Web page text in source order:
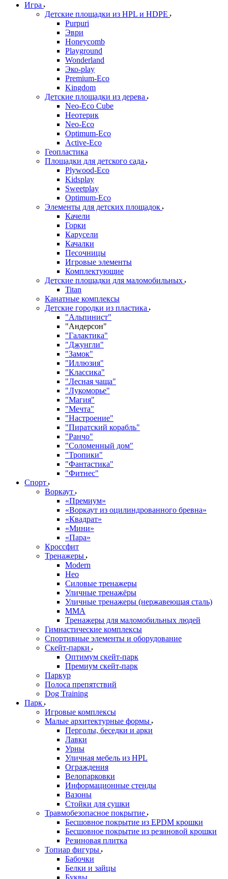
Игра
Детские площадки из HPL и HDPE
Purpuri
Эври
Honeycomb
Playground
Wonderland
Эко-play
Premium-Eco
Kingdom
Детские площадки из дерева
Neo-Eco Cube
Неотерик
Neo-Eco
Оptimum-Еco
Active-Eco
Геопластика
Площадки для детского сада
Plywood-Eco
Kidsplay
Sweetplay
Оptimum-Еco
Элементы для детских площадок
Качели
Горки
Карусели
Качалки
Песочницы
Игровые элементы
Комплектующие
Детские площадки для маломобильных
Titan
Канатные комплексы
Детские городки из пластика
"Альпинист"
"Андерсон"
"Галактика"
"Джунгли"
"Замок"
"Иллюзия"
"Классика"
"Лесная чаща"
"Лукоморье"
"Магия"
"Мечта"
"Настроение"
"Пиратский корабль"
"Ранчо"
"Соломенный дом"
"Тропики"
"Фантастика"
"Фитнес"
Спорт
Воркаут
«Премиум»
«Воркаут из оцилиндрованного бревна»
«Квадрат»
«Мини»
«Пара»
Кроссфит
Тренажеры
Modern
Нео
Силовые тренажеры
Уличные тренажёры
Уличные тренажеры (нержавеющая сталь)
ММА
Тренажеры для маломобильных людей
Гимнастические комплексы
Спортивные элементы и оборудование
Скейт-парки
Оптимум скейт-парк
Премиум скейт-парк
Паркур
Полоса препятствий
Dog Training
Парк
Игровые комплексы
Малые архитектурные формы
Перголы, беседки и арки
Лавки
Урны
Уличная мебель из HPL
Ограждения
Велопарковки
Информационные стенды
Вазоны
Стойки для сушки
Травмобезопасное покрытие
Бесшовное покрытие из EPDM крошки
Бесшовное покрытие из резиновой крошки
Резиновая плитка
Топиар фигуры
Бабочки
Белки и зайцы
Буквы